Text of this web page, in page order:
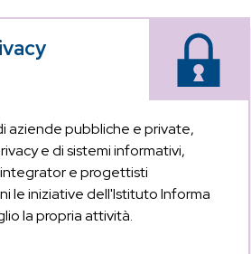
aziende pubbliche e private,
e di sistemi informativi,
e progettisti
le iniziative dell'Istituto Informa
la propria attività.